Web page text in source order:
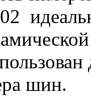
шин.